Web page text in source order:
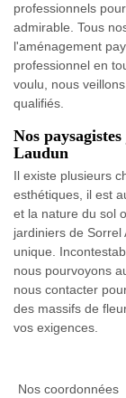
professionnels
admirable. Tous
l'aménagement
professionnel en
voulu, nous
qualifiés.
Nos
Laudun
Il existe plusieurs
esthétiques, il est
et la nature du sol
jardiniers de
unique.
nous pourvoyons
nous contacter
des massifs de
vos exigences.
Nos coordonnées